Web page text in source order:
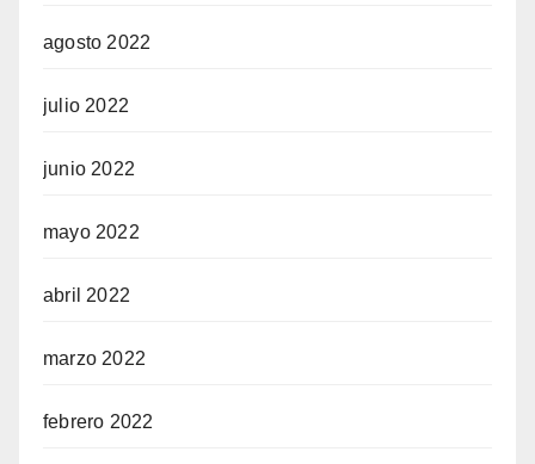
agosto 2022
julio 2022
junio 2022
mayo 2022
abril 2022
marzo 2022
febrero 2022